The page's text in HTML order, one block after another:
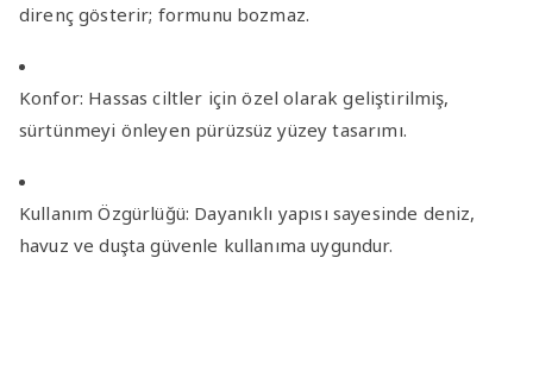
direnç gösterir; formunu bozmaz.
Konfor: Hassas ciltler için özel olarak geliştirilmiş,
sürtünmeyi önleyen pürüzsüz yüzey tasarımı.
Kullanım Özgürlüğü: Dayanıklı yapısı sayesinde deniz,
havuz ve duşta güvenle kullanıma uygundur.